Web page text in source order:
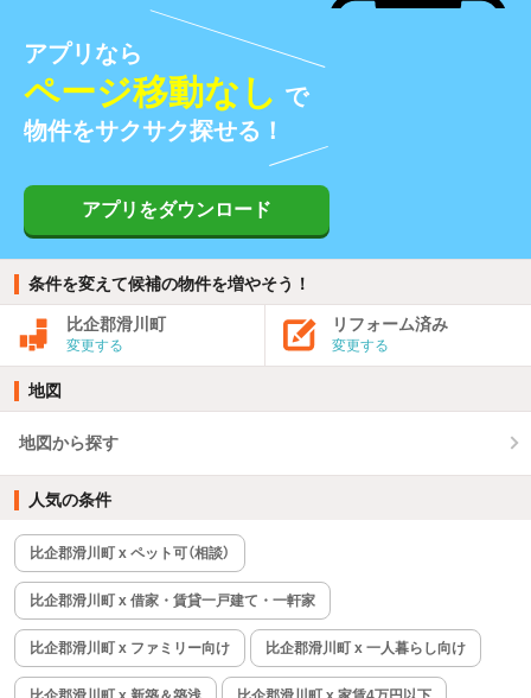
アプリなら
ページ移動なし で
物件をサクサク探せる！
アプリをダウンロード
条件を変えて候補の物件を増やそう！
比企郡滑川町
変更する
リフォーム済み
変更する
地図
地図から探す
人気の条件
比企郡滑川町 x ペット可（相談）
比企郡滑川町 x 借家・賃貸一戸建て・一軒家
比企郡滑川町 x ファミリー向け 比企郡滑川町 x 一人暮らし向け